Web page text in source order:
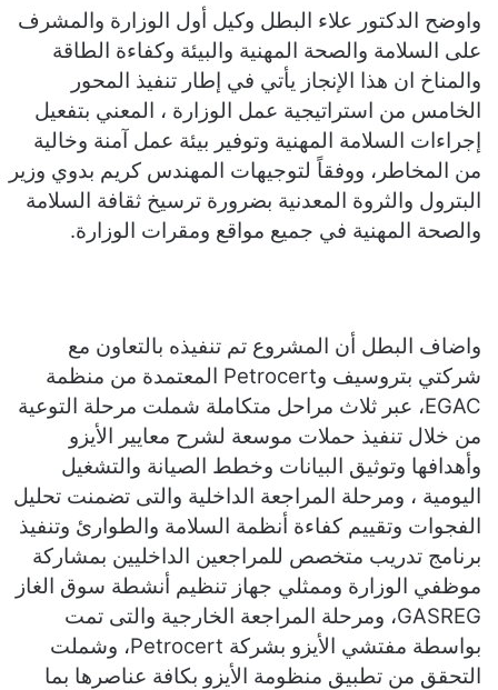
واوضح الدكتور علاء البطل وكيل أول الوزارة والمشرف
على السلامة والصحة المهنية والبيئة وكفاءة الطاقة
والمناخ ان هذا الإنجاز يأتي في إطار تنفيذ المحور
الخامس من استراتيجية عمل الوزارة ، المعني بتفعيل
إجراءات السلامة المهنية وتوفير بيئة عمل آمنة وخالية
من المخاطر، ووفقاً لتوجيهات المهندس كريم بدوي وزير
البترول والثروة المعدنية بضرورة ترسيخ ثقافة السلامة
والصحة المهنية في جميع مواقع ومقرات الوزارة.
واضاف البطل أن المشروع تم تنفيذه بالتعاون مع
شركتي بتروسيف وPetrocert المعتمدة من منظمة
EGAC، عبر ثلاث مراحل متكاملة شملت مرحلة التوعية
من خلال تنفيذ حملات موسعة لشرح معايير الأيزو
وأهدافها وتوثيق البيانات وخطط الصيانة والتشغيل
اليومية ، ومرحلة المراجعة الداخلية والتى تضمنت تحليل
الفجوات وتقييم كفاءة أنظمة السلامة والطوارئ وتنفيذ
برنامج تدريب متخصص للمراجعين الداخليين بمشاركة
موظفي الوزارة وممثلي جهاز تنظيم أنشطة سوق الغاز
GASREG، ومرحلة المراجعة الخارجية والتى تمت
بواسطة مفتشي الأيزو بشركة Petrocert، وشملت
التحقق من تطبيق منظومة الأيزو بكافة عناصرها بما